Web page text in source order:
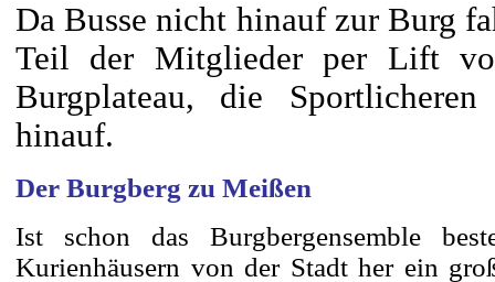
Da Busse nicht hinauf zur Burg
Teil der Mitglieder per Lift
Burgplateau, die
hinauf.
Der Burgberg zu Meißen
Ist schon das Burgbergensemble
Kurienhäusern von der Stadt her ein